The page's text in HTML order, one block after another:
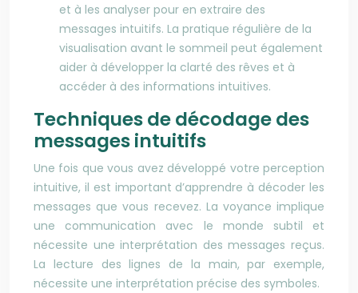
et à les analyser pour en extraire des
messages intuitifs. La pratique régulière de la
visualisation avant le sommeil peut également
aider à développer la clarté des rêves et à
accéder à des informations intuitives.
Techniques de décodage des
messages intuitifs
Une fois que vous avez développé votre perception
intuitive, il est important d’apprendre à décoder les
messages que vous recevez. La voyance implique
une communication avec le monde subtil et
nécessite une interprétation des messages reçus.
La lecture des lignes de la main, par exemple,
nécessite une interprétation précise des symboles.